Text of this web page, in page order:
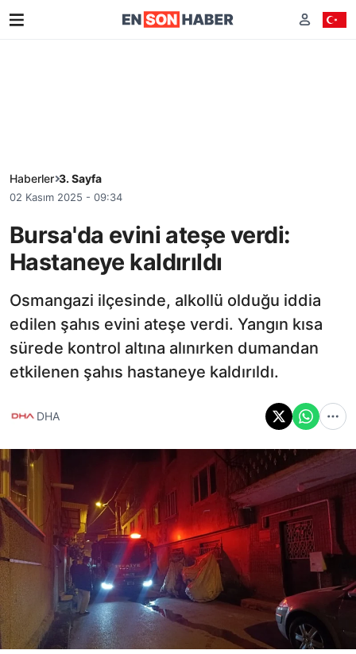
Haberler 3. Sayfa
02 Kasım 2025 - 09:34
Bursa'da evini ateşe verdi:
Hastaneye kaldırıldı
Osmangazi ilçesinde, alkollü olduğu iddia
edilen şahıs evini ateşe verdi. Yangın kısa
sürede kontrol altına alınırken dumandan
etkilenen şahıs hastaneye kaldırıldı.
DHA